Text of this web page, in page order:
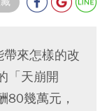
來怎樣的改
「天崩開
80幾萬元，